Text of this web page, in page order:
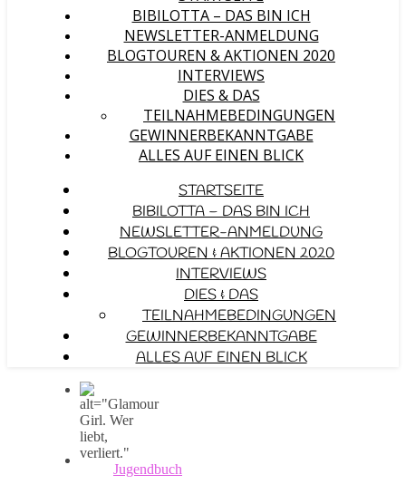
BIBILOTTA – DAS BIN ICH
NEWSLETTER-ANMELDUNG
BLOGTOUREN & AKTIONEN 2020
INTERVIEWS
DIES & DAS
TEILNAHMEBEDINGUNGEN
GEWINNERBEKANNTGABE
ALLES AUF EINEN BLICK
STARTSEITE
BIBILOTTA – DAS BIN ICH
NEWSLETTER-ANMELDUNG
BLOGTOUREN & AKTIONEN 2020
INTERVIEWS
DIES & DAS
TEILNAHMEBEDINGUNGEN
GEWINNERBEKANNTGABE
ALLES AUF EINEN BLICK
Jugendbuch